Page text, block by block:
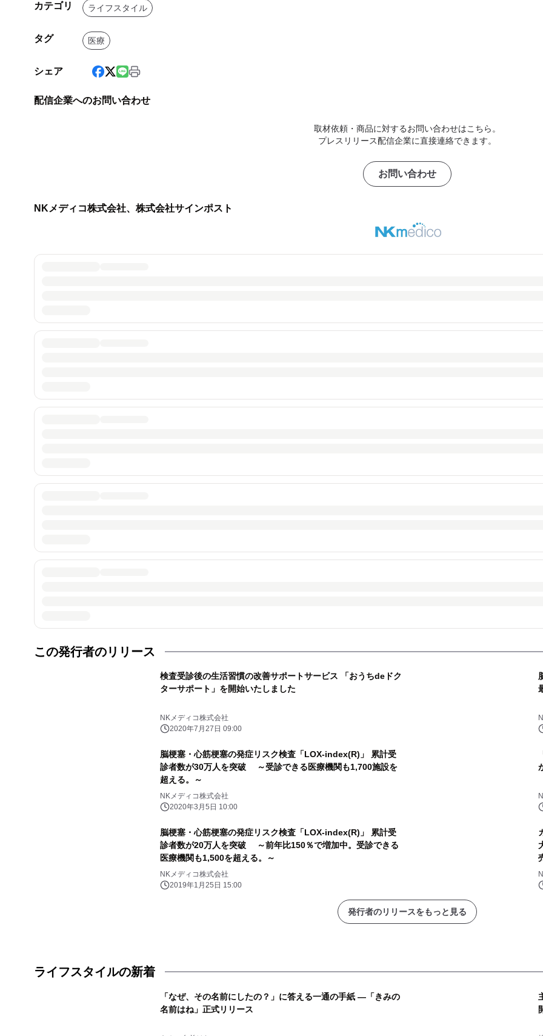
カテゴリ ライフスタイル
タグ 医療
シェア
配信企業へのお問い合わせ
取材依頼・商品に対するお問い合わせはこちら。
プレスリリース配信企業に直接連絡できます。
お問い合わせ
NKメディコ株式会社、株式会社サインポスト
この発行者のリリース
検査受診後の生活習慣の改善サポートサービス 「おうちdeドク
ターサポート」を開始いたしました
NKメディコ株式会社
2020年7月27日 09:00
脳梗塞・心筋梗塞の発症リスク検査「LOX-index(R)」 累計受
診者数が30万人を突破 ～受診できる医療機関も1,700施設を
超える。～
NKメディコ株式会社
2020年3月5日 10:00
脳梗塞・心筋梗塞の発症リスク検査「LOX-index(R)」 累計受
診者数が20万人を突破 ～前年比150％で増加中。受診できる
医療機関も1,500を超える。～
NKメディコ株式会社
2019年1月25日 15:00
発行者のリリースをもっと見る
ライフスタイルの新着
「なぜ、その名前にしたの？」に答える一通の手紙 ―「きみの
名前はね」正式リリース